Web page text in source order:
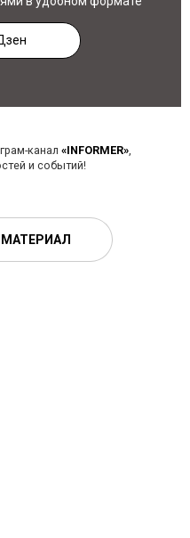
канал «INFORMER»,
и событий!